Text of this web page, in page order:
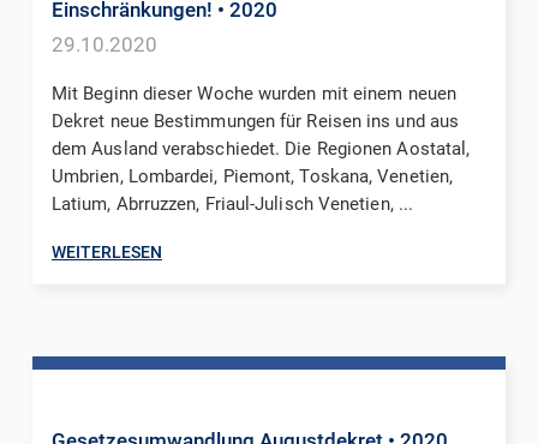
Einschränkungen! • 2020
29.10.2020
Mit Beginn dieser Woche wurden mit einem neuen
Dekret neue Bestimmungen für Reisen ins und aus
dem Ausland verabschiedet. Die Regionen Aostatal,
Umbrien, Lombardei, Piemont, Toskana, Venetien,
Latium, Abrruzzen, Friaul-Julisch Venetien, ...
WEITERLESEN